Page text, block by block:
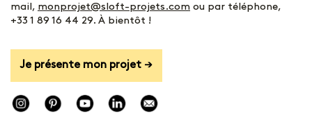
mail, monprojet@sloft-projets.com ou par téléphone,
+33 1 89 16 44 29. À bientôt !
Je présente mon projet →